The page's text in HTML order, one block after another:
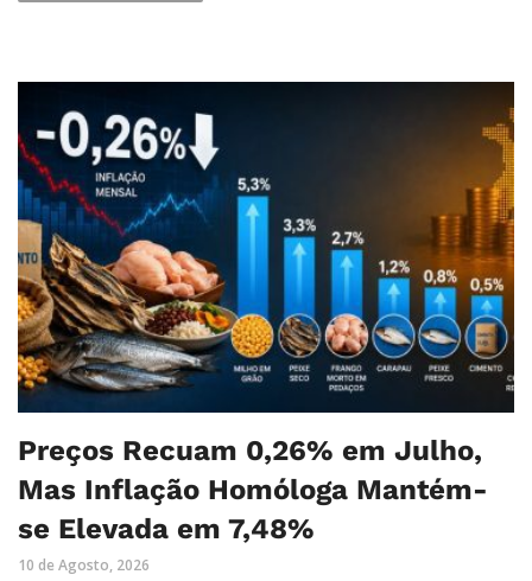
Preços Recuam 0,26% em Julho,
Mas Inflação Homóloga Mantém-
se Elevada em 7,48%
10 de Agosto, 2026